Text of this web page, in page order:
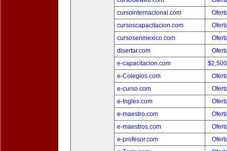
cursointernacional.com
cursoscapacitacion.com
cursosenmexico.com
disertar.com
e-capacitacion.com
e-Colegios.com
e-curso.com
e-Ingles.com
e-maestro.com
e-maestros.com
e-profesor.com